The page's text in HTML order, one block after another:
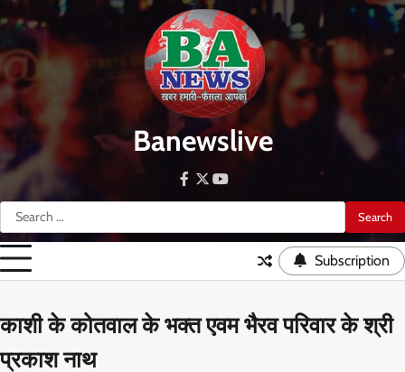
Skip
to
content
Banewslive
Search
for:
facebook
twitteryoutube
Subscription
काशी के कोतवाल के भक्त एवम भैरव परिवार के श्री
प्रकाश नाथ